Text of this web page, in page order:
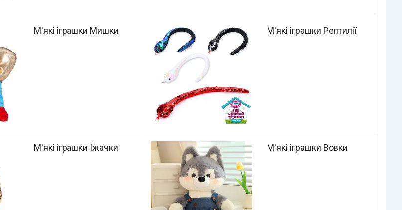
М'які іграшки Мишки М'які іграшки Рептилії
М'які іграшки Їжачки М'які іграшки Вовки